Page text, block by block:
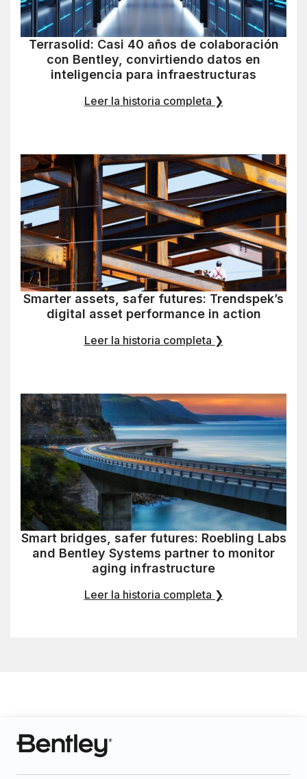
Terrasolid: Casi 40 años de colaboración
con Bentley, convirtiendo datos en
inteligencia para infraestructuras
Leer la historia completa ❯
Smarter assets, safer futures: Trendspek’s
digital asset performance in action
Leer la historia completa ❯
Smart bridges, safer futures: Roebling Labs
and Bentley Systems partner to monitor
aging infrastructure
Leer la historia completa ❯